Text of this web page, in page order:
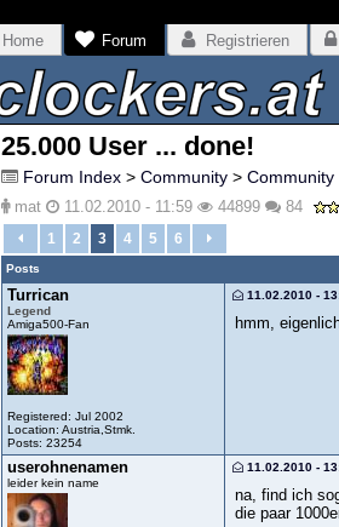
Home Forum Registrieren
25.000 User ... done!
Forum Index > Community > Community
mat 11.02.2010 - 11:59 44899 84
1 2 3 4 5 6
Posts
Turrican
Legend
Amiga500-Fan
Registered: Jul 2002
Location: Austria,Stmk.
Posts: 23254
11.02.2010 -
hmm,
userohnenamen
leider kein name
11.02.2010 -
na, find ich
die paar